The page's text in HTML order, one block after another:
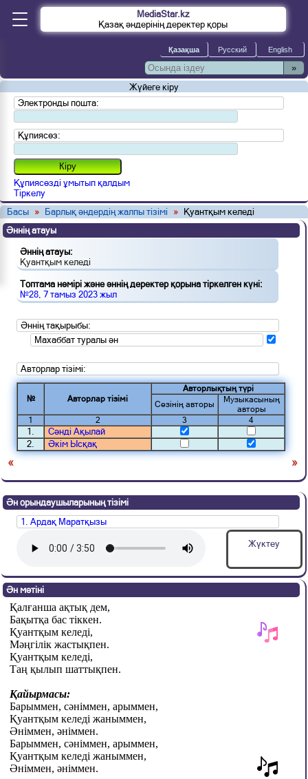
MediaStar.kz
Қазақ әндерінің деректер қоры
»
Жүйеге кіру
Электронды пошта:
Құпиясөз:
Құпиясөзді ұмытып қалдым
Тіркелу
Басы » Барлық әндердің жалпы тізімі »
Қуантқым келеді
Әннің атауы
Әннің атауы:
Қуантқым келеді
Топтама нөмірі және әннің деректер қорына тіркелген күні:
№28, 7 тамыз 2023 жыл
Әннің тақырыбы:
Махаббат туралы ән
Авторлар тізімі:
№ Авторлар тізімі
Авторлықтың түрі
Сөзінің авторы
Музыкасының
авторы
1
2 3 4
1.
Сәнді Ақылай
2.
Әкім Ысқақ
« »
Ән орындаушыларының тізімі
1. Ардақ Маратқызы
Жүктеу
Ән мәтіні
Қалғанша ақтық дем,
Бақытқа бас тіккен.
Қуантқым келеді,
Мәңгілік жастықпен.
Қуантқым келеді,
Таң қылып шаттықпен.
Қайырмасы:
Барыммен, сәніммен, арыммен,
Қуантқым келеді жаныммен,
Әніммен, әніммен.
Барыммен, сәніммен, арыммен,
Қуантқым келеді жаныммен,
Әніммен, әніммен.